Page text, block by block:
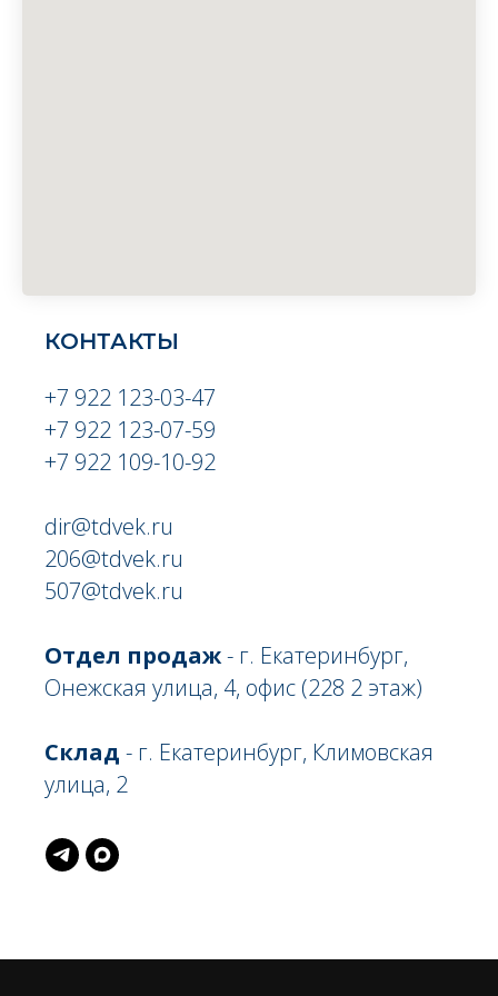
КОНТАКТЫ
+7 922 123-03-47
+7 922 123-07-59
+7 922 109-10-92
dir@tdvek.ru
206@tdvek.ru
507@tdvek.ru
Отдел продаж- г. Екатеринбург,
Онежская улица, 4, офис (228 2 этаж)
Склад - г. Екатеринбург, Климовская
улица, 2